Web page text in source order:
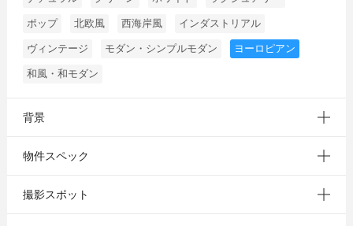
ポップ 北欧風 西海岸風 インダストリアル
ヴィンテージ モダン・シンプルモダン ヨーロピアン
和風・和モダン
背景
物件スペック
撮影スポット